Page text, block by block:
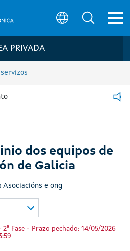
da Xunta de
PRIVADA
dos equipos de
de Galicia
Asociacións e ong
2ª Fase - Prazo pechado: 14/05/2026